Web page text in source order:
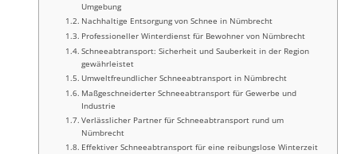
Umgebung
Nachhaltige Entsorgung von Schnee in Nümbrecht
Professioneller Winterdienst für Bewohner von Nümbrecht
Schneeabtransport: Sicherheit und Sauberkeit in der Region
gewährleistet
Umweltfreundlicher Schneeabtransport in Nümbrecht
Maßgeschneiderter Schneeabtransport für Gewerbe und
Industrie
Verlässlicher Partner für Schneeabtransport rund um
Nümbrecht
Effektiver Schneeabtransport für eine reibungslose Winterzeit